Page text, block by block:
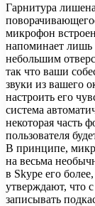
Гарнитура
микрофон
напоминает лишь
небольшим
так что ваши
звуки из вашего
настроить его
система
некоторая часть
пользователя
В принципе,
на весьма
в Skype его
утверждают, что
записывать